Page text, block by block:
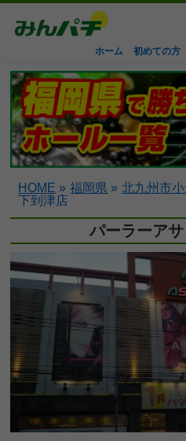
ホーム 初めての方
HOME » 福岡県 » 北九州市
下到津店
パーラーア